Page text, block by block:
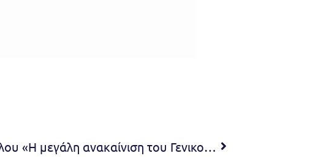
Νατάσσα Κοσμοπούλου «Η μεγάλη ανακαίνιση του Γενικού Νοσοκομείου Παίδων Πεντέλης σηματοδοτεί μια νέα σελίδα για τη δημόσια παιδιατρική περίθαλψη»